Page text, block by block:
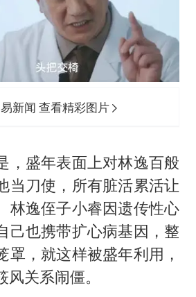
新闻 查看精彩图片
，盛年表面上对林逸百般
当刀使，所有脏活累活让
林逸侄子小睿因遗传性心
己也携带扩心病基因，整
罩，就这样被盛年利用，
关系闹僵。